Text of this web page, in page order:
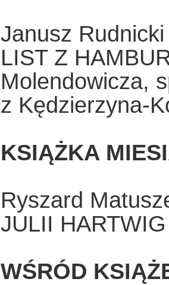
Janusz Rudnicki
LIST Z
Molendowicza,
z Kędzierzyna-
KSIĄŻKA
Ryszard
JULII
WŚRÓD